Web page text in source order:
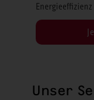
Unser